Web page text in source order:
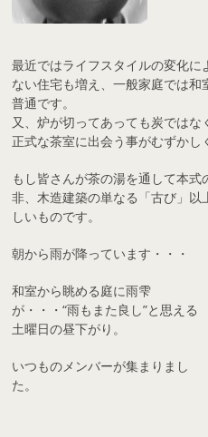
最近ではライフスタイルの変化
ない住宅も増え、一般家庭では
普通です。
又、炉が切ってあっても炭ではな
正式な茶室に出会う事がむずかし
もし皆さんが茶の湯を通して本
非、木造建築の単なる「古び」
しいものです。
朝から雨が降っています・・・
和室から眺める庭に雨雫
が・・・“雨もまた良し”と思える
土曜日の昼下がり。
いつものメンバーが集まりまし
た。